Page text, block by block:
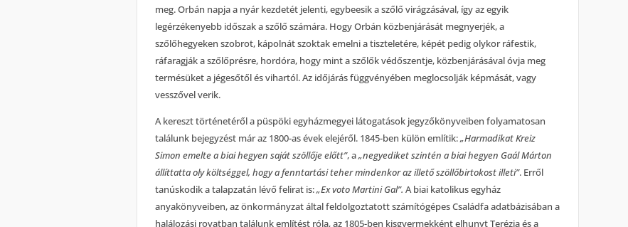
meg. Orbán napja a nyár kezdetét jelenti, egybeesik a szőlő virágzásával, így az egyik
legérzékenyebb időszak a szőlő számára. Hogy Orbán közbenjárását megnyerjék, a
szőlőhegyeken szobrot, kápolnát szoktak emelni a tiszteletére, képét pedig olykor ráfestik,
ráfaragják a szőlőprésre, hordóra, hogy mint a szőlők védőszentje, közbenjárásával óvja meg
termésüket a jégesőtől és vihartól. Az időjárás függvényében meglocsolják képmását, vagy
vesszővel verik.
A kereszt történetéről a püspöki egyházmegyei látogatások jegyzőkönyveiben folyamatosan
találunk bejegyzést már az 1800-as évek elejéről. 1845-ben külön említik:„Harmadikat Kreiz
Simon emelte a biai hegyen saját szöllője előtt”, a„negyediket szintén a biai hegyen Gaál Márton
állíttatta oly költséggel, hogy a fenntartási teher mindenkor az illető szöllőbirtokost illeti”. Erről
tanúskodik a talapzatán lévő felirat is:„Ex voto Martini Gal”. A biai katolikus egyház
anyakönyveiben, az önkormányzat által feldolgoztatott számítógépes Családfa adatbázisában a
halálozási rovatban találunk említést róla, az 1805-ben kisgyermekként elhunyt Terézia és a